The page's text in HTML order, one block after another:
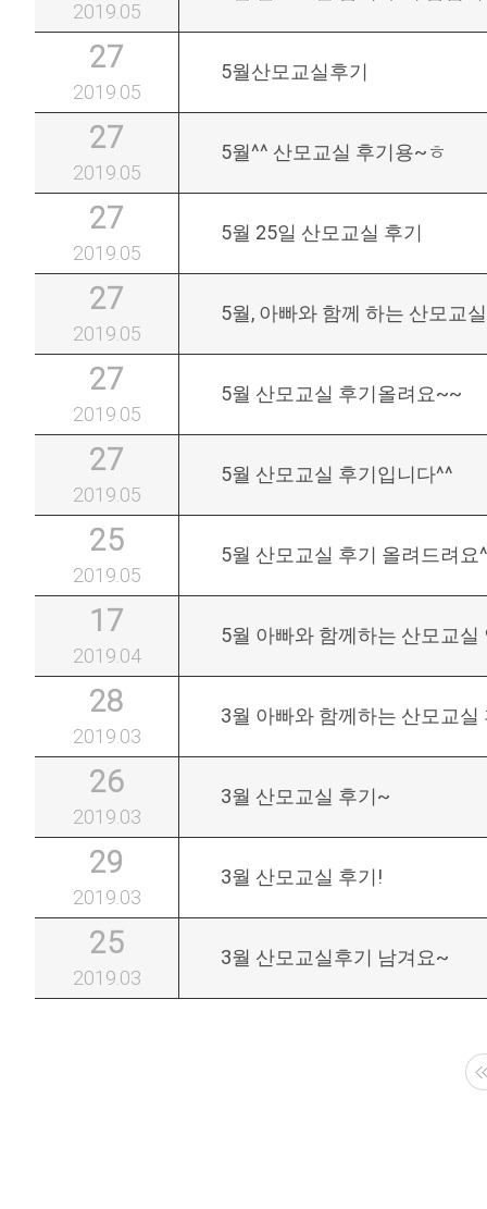
2019.05
27
2019.05
5월산모교실후기
27
2019.05
5월^^ 산모교실 후기용~ㅎ
27
2019.05
5월 25일 산모교실 후기
27
2019.05
5월, 아빠와 함께 하는 산모교
27
2019.05
5월 산모교실 후기올려요~~
27
2019.05
5월 산모교실 후기입니다^^
25
2019.05
5월 산모교실 후기 올려드려요
17
2019.04
5월 아빠와 함께하는 산모교실
28
2019.03
3월 아빠와 함께하는 산모교실
26
2019.03
3월 산모교실 후기~
29
2019.03
3월 산모교실 후기!
25
2019.03
3월 산모교실후기 남겨요~